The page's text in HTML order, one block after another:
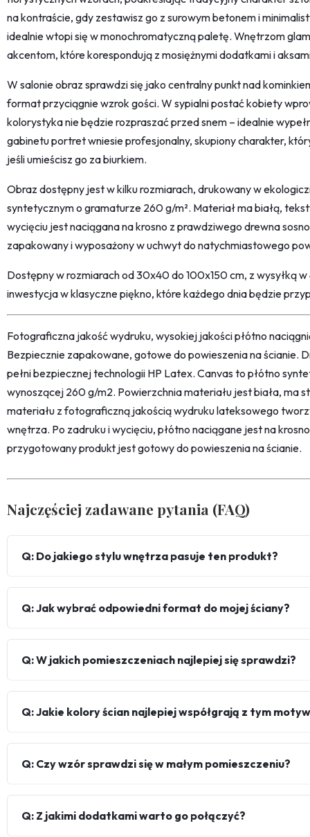
na kontraście, gdy zestawisz go z surowym betonem i
idealnie wtopi się w monochromatyczną paletę. Wnętrzom
akcentom, które korespondują z mosiężnymi dodatkami i
W salonie obraz sprawdzi się jako centralny punkt nad
format przyciągnie wzrok gości. W sypialni postać kobiety
kolorystyka nie będzie rozpraszać przed snem – idealnie
gabinetu portret wniesie profesjonalny, skupiony charakter,
jeśli umieścisz go za biurkiem.
Obraz dostępny jest w kilku rozmiarach, drukowany w
syntetycznym o gramaturze 260 g/m². Materiał ma białą,
wycięciu jest naciągana na krosno z prawdziwego drewna
zapakowany i wyposażony w uchwyt do natychmiastowego
Dostępny w rozmiarach od 30x40 do 100x150 cm, z wysyłką
inwestycja w klasyczne piękno, które każdego dnia będzie
Fotograficzna jakość wydruku, wysokiej jakości płótno
Bezpiecznie zapakowane, gotowe do powieszenia na ścianie.
pełni bezpiecznej technologii HP Latex. Canvas to płótno
wynoszącej 260 g/m2. Powierzchnia materiału jest biała, ma
materiału z fotograficzną jakością wydruku lateksowego
wnętrza. Po zadruku i wycięciu, płótno naciągane jest na
przygotowany produkt jest gotowy do powieszenia na ścianie.
Najczęściej zadawane pytania (FAQ)
Q: Do jakiego stylu wnętrza pasuje ten produkt?
Q: Jak wybrać odpowiedni format do mojej ściany?
Q: W jakich pomieszczeniach najlepiej się sprawdzi?
Q: Jakie kolory ścian najlepiej współgrają z tym
Q: Czy wzór sprawdzi się w małym pomieszczeniu?
Q: Z jakimi dodatkami warto go połączyć?